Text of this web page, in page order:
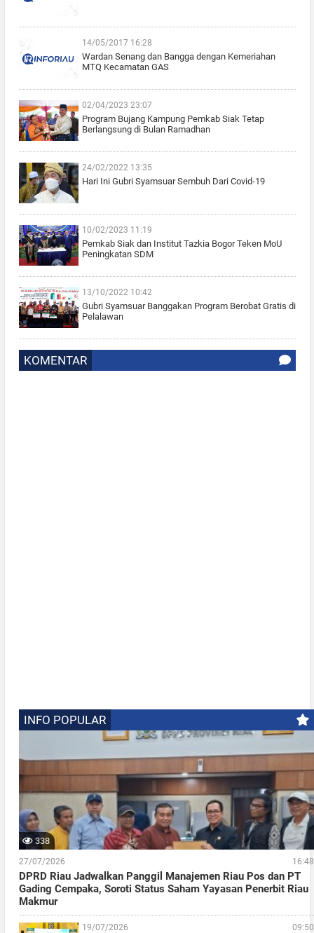
14/05/2017 16:28
Wardan Senang dan Bangga dengan Kemeriahan
MTQ Kecamatan GAS
02/04/2023 23:07
Program Bujang Kampung Pemkab Siak Tetap
Berlangsung di Bulan Ramadhan
24/02/2022 13:35
Hari Ini Gubri Syamsuar Sembuh Dari Covid-19
10/02/2023 11:19
Pemkab Siak dan Institut Tazkia Bogor Teken MoU
Peningkatan SDM
13/10/2022 10:42
Gubri Syamsuar Banggakan Program Berobat Gratis di
Pelalawan
KOMENTAR
INFO POPULAR
338
27/07/2026 16:48
DPRD Riau Jadwalkan Panggil Manajemen Riau Pos dan PT
Gading Cempaka, Soroti Status Saham Yayasan Penerbit Riau
Makmur
19/07/2026 09:50